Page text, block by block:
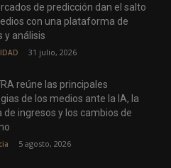
de predicción dan el salto
con una plataforma de
y análisis
31 julio, 2026
reúne las principales
de los medios ante la IA, la
de ingresos y los cambios de
5 agosto, 2026